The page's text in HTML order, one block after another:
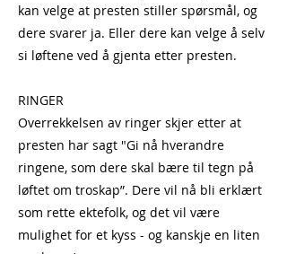
kan velge at presten stiller spørsmål, og
dere svarer ja. Eller dere kan velge å selv
si løftene ved å gjenta etter presten.
RINGER
Overrekkelsen av ringer skjer etter at
presten har sagt "Gi nå hverandre
ringene, som dere skal bære til tegn på
løftet om troskap”. Dere vil nå bli erklært
som rette ektefolk, og det vil være
mulighet for et kyss - og kanskje en liten